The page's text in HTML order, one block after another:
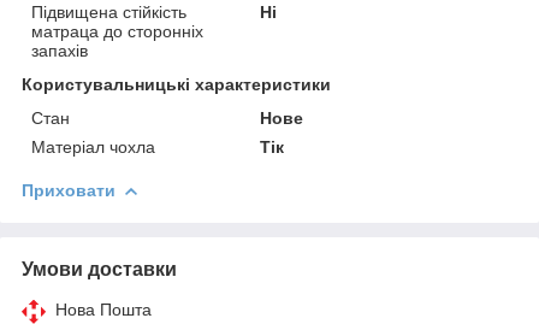
Підвищена стійкість
матраца до сторонніх
запахів
Ні
Користувальницькі характеристики
Стан
Нове
Матеріал чохла
Тік
Приховати
Умови доставки
Нова Пошта